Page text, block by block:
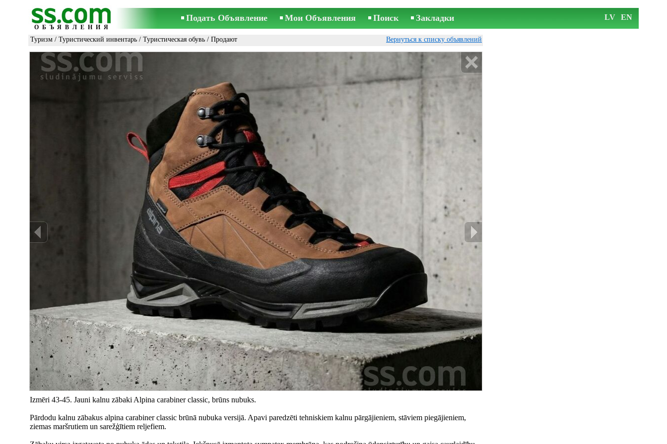
ОБЪЯВЛЕНИЯ
Подать Объявление Мои Объявления Поиск Закладки LV EN
Туризм / Туристический инвентарь / Туристическая обувь / Продают Вернуться к списку объявлений
Izmēri 43-45. Jauni kalnu zābaki Alpina carabiner classic, brūns nubuks.
Pārdodu kalnu zābakus alpina carabiner classic brūnā nubuka versijā. Apavi paredzēti tehniskiem kalnu pārgājieniem, stāviem piegājieniem,
ziemas maršrutiem un sarežģītiem reljefiem.